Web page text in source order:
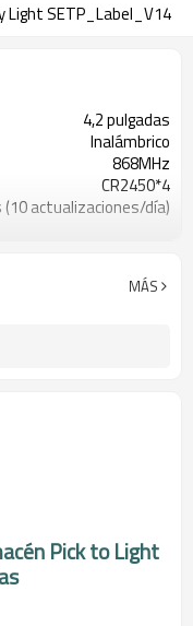
Light SETP_Label_V14
4,2 pulgadas
Inalámbrico
868MHz
CR2450*4
(10 actualizaciones/día)
completa de tinta
Texto/Imagen/Código de
barras/Código QR
MÁS
Pick to Light